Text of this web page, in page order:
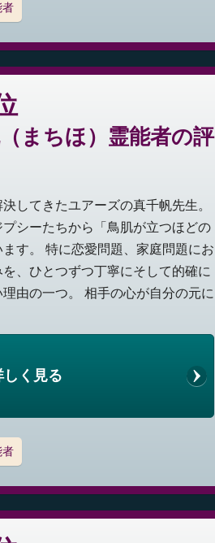
者
まちほ）霊能者の評
してきたユアーズの真千帆先生。
シーたちから「鳥肌が立つほどの
す。 特に恋愛問題、家庭問題にお
、ひとつずつ丁寧にそして的確に
由の一つ。 相手の心が自分の元に
く見る
者